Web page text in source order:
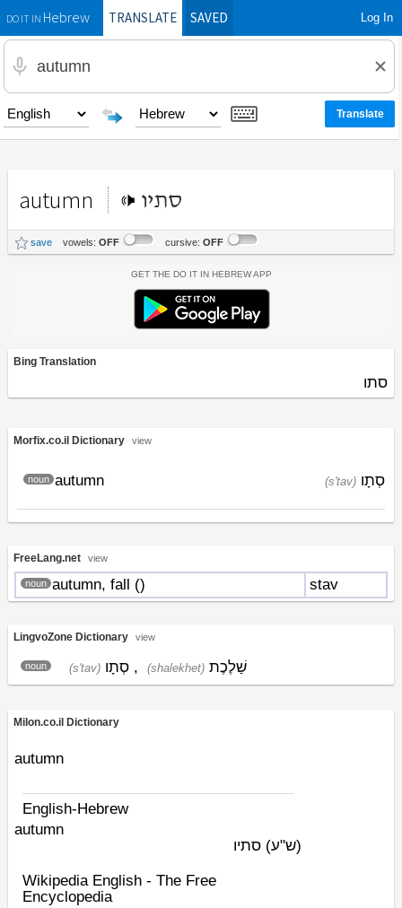
DO IT INHebrewTRANSLATE SAVED Log In
autumn סתיו
save vowels: OFF cursive: OFF
Get the Do It In Hebrew App
Bing Translation
סתו
Morfix.co.il Dictionary view
autumn
noun (s'tav) סְתָו
FreeLang.net view
autumn, fall (
noun ) stav
LingvoZone Dictionary view
noun (s'tav) סְתָו , (shalekhet) שַׁלֶכֶת
Milon.co.il Dictionary
autumn
English-Hebrew
autumn
(ש"ע) סתיו
Wikipedia English - The Free
Encyclopedia